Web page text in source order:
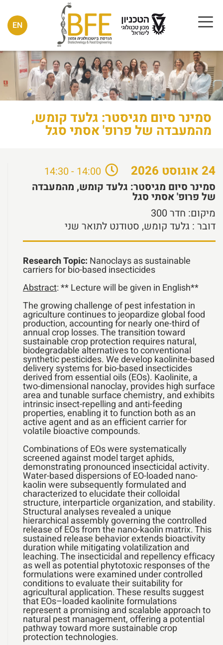
EN
סמינר סיום מגיסטר: גלעד קומש,
מהמעבדה של פרופ' אסתי סגל
24 אוגוסט 2026
סמינר סיום מגיסטר: גלעד קומש, מהמעבדה
של פרופ' אסתי סגל
מיקום: חדר 300
דובר : גלעד קומש, סטודנט לתואר שני
Research Topic: Nanoclays as sustainable
carriers for bio-based insecticides
Abstract: ** Lecture will be given in English**
The growing challenge of pest infestation in
agriculture continues to jeopardize global food
production, accounting for nearly one-third of
annual crop losses. The transition toward
sustainable crop protection requires natural,
biodegradable alternatives to conventional
synthetic pesticides. We develop kaolinite-based
delivery systems for bio-based insecticides
derived from essential oils (EOs). Kaolinite, a
two-dimensional nanoclay, provides high surface
area and tunable surface chemistry, and exhibits
intrinsic insect-repelling and anti-feeding
properties, enabling it to function both as an
active agent and as an efficient carrier for
volatile bioactive compounds.
Combinations of EOs were systematically
screened against model target aphids,
demonstrating pronounced insecticidal activity.
Water-based dispersions of EO-loaded nano-
kaolin were subsequently formulated and
characterized to elucidate their colloidal
structure, interparticle organization, and stability.
Structural analyses revealed a unique
hierarchical assembly governing the controlled
release of EOs from the nano-kaolin matrix. This
sustained release behavior extends bioactivity
duration while mitigating volatilization and
leaching. The insecticidal and repellency efficacy
as well as potential phytotoxic responses of the
formulations were examined under controlled
conditions to evaluate their suitability for
agricultural application. These results suggest
that EOs–loaded kaolinite formulations
represent a promising and scalable approach to
natural pest management, offering a potential
pathway toward more sustainable crop
protection technologies.